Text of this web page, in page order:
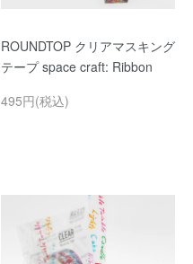
ROUNDTOP クリアマスキング
テープ space craft: Ribbon
495円(税込)